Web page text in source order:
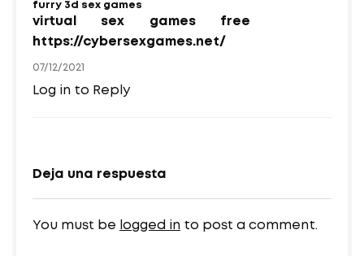
furry 3d sex games
virtual sex games free
https://cybersexgames.net/
07/12/2021
Log in to Reply
Deja una respuesta
You must be logged in to post a comment.